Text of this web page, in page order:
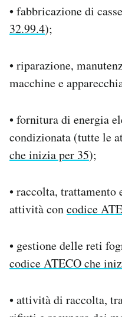
• fabbricazione di
32.99.4);
• riparazione,
macchine e
• fornitura di energia
condizionata (tutte le
che inizia per 35);
• raccolta, trattamento
attività concodice
• gestione delle reti
codice ATECO che
• attività di raccolta,